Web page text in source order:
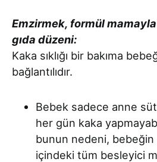
Emzirmek, formül
gıda düzeni:
Kaka sıklığı bir bakıma
bağlantılıdır.
Bebek sadece anne
her gün kaka
bunun nedeni,
içindeki tüm besleyici